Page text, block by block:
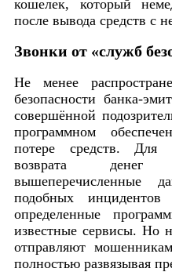
кошелек, который
после вывода средств с
Звонки от «служб
Не менее
безопасности банка-
совершённой
программном
потере средств. Для
возврата денег
вышеперечисленные
подобных инцидентов
определенные
известные сервисы. Но
отправляют
полностью развязывая